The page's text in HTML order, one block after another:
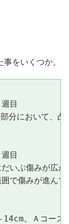
をいくつか。
目
て、凸凹を
目
みが広がっ
みが進んで
。Ａコース